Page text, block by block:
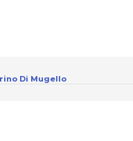
Di Mugello